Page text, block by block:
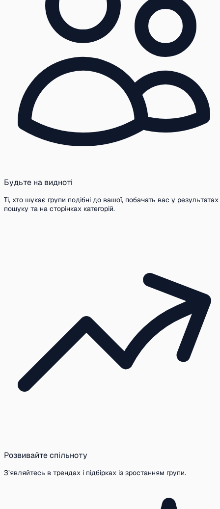
Будьте на видноті
Ті, хто шукає групи подібні до вашої, побачать вас у результатах
пошуку та на сторінках категорій.
Розвивайте спільноту
З’являйтесь в трендах і підбірках із зростанням групи.